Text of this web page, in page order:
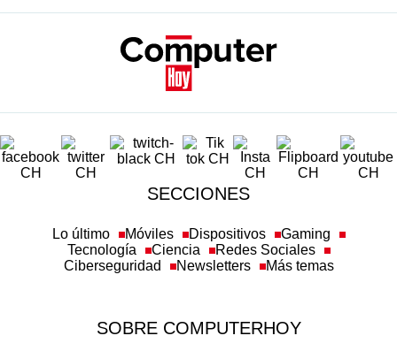
SECCIONES
Móviles Dispositivos
Aviso legal y condiciones de uso